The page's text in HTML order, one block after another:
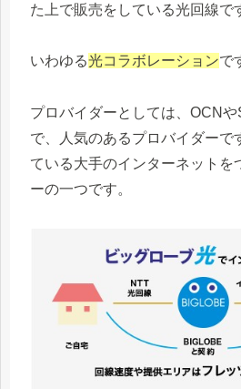
た上で販売をしている光回線で
いわゆる光コラボレーションで
プロバイダーとしては、OCN
で、人気のあるプロバイダーで
ている大手のインターネットを
ーの一つです。